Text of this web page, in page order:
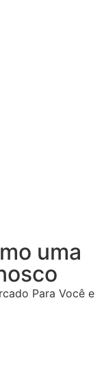
uma
Para Você e